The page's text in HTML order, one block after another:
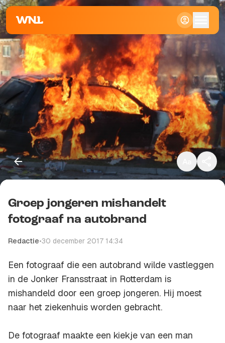
Klein
Standaard
Groot
Kopieer link
Groep jongeren mishandelt
fotograaf na autobrand
Redactie•30 december 2017 14:34
Een fotograaf die een autobrand wilde vastleggen
in de Jonker Fransstraat in Rotterdam is
mishandeld door een groep jongeren. Hij moest
naar het ziekenhuis worden gebracht.
De fotograaf maakte een kiekje van een man